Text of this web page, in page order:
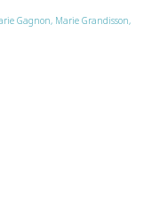
Gagnon, Marie Grandisson,